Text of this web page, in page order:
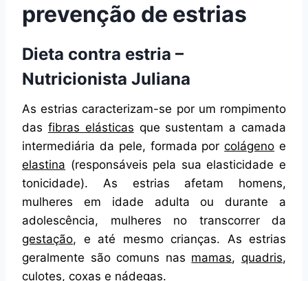
prevenção de estrias
Dieta contra estria –
Nutricionista Juliana
As estrias caracterizam-se por um rompimento
das fibras elásticas que sustentam a camada
intermediária da pele, formada porcolágeno e
elastina (responsáveis pela sua elasticidade e
tonicidade). As estrias afetam homens,
mulheres em idade adulta ou durante a
adolescência, mulheres no transcorrer da
gestação, e até mesmo crianças. As estrias
geralmente são comuns nas mamas,quadris,
culotes, coxas e nádegas.